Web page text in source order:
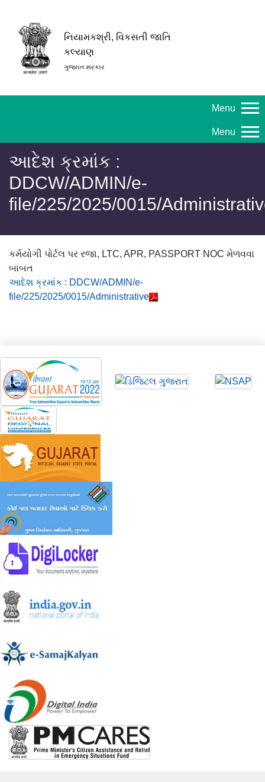
નિયામકશ્રી, વિકસતી જાતિ
કલ્યાણ
ગુજરાત સરકાર
Menu
Menu
આદેશ ક્રમાંક :
DDCW/ADMIN/e-
file/225/2025/0015/
કર્મયોગી પોર્ટલ પર રજા, LTC, APR, PASSPORT NOC મેળવવા
બાબત
આદેશ ક્રમાંક : DDCW/ADMIN/e-
file/225/2025/0015/Administrative